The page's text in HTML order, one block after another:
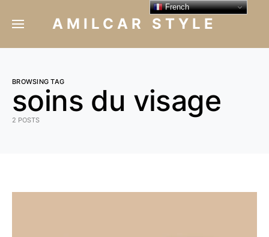
AMILCAR STYLE
BROWSING TAG
soins du visage
2 POSTS
French